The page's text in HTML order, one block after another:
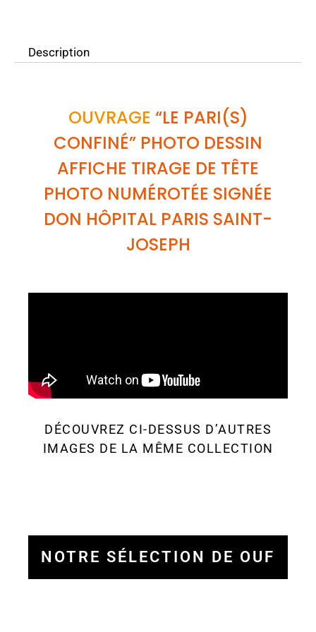
Description
OUVRAGE “LE PARI(S)
CONFINÉ” PHOTO DESSIN
AFFICHE TIRAGE DE TÊTE
PHOTO NUMÉROTÉE SIGNÉE
DON HÔPITAL PARIS SAINT-
JOSEPH
DÉCOUVREZ CI-DESSUS D’AUTRES
IMAGES DE LA MÊME COLLECTION
NOTRE SÉLECTION DE OUF